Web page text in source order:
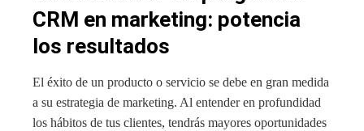
CRM en marketing: potencia
los resultados
El éxito de un producto o servicio se debe en gran medida
a su estrategia de marketing. Al entender en profundidad
los hábitos de tus clientes, tendrás mayores oportunidades